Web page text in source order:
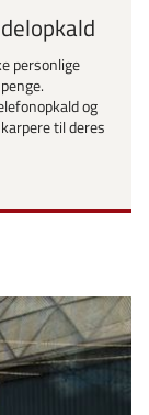
personlige
og
til deres